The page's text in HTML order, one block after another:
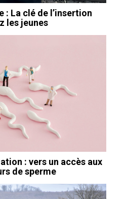
: La clé de l’insertion
les jeunes
: vers un accès aux
de sperme